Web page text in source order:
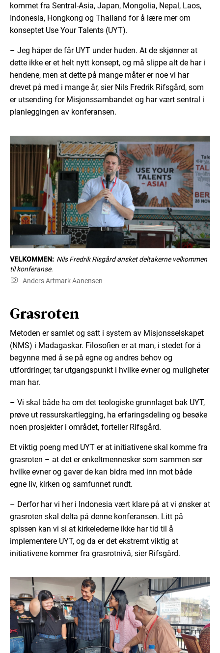
kommet fra Sentral-Asia, Japan, Mongolia, Nepal, Laos,
Indonesia, Hongkong og Thailand for å lære mer om
konseptet Use Your Talents (UYT).
– Jeg håper de får UYT under huden. At de skjønner at
dette ikke er et helt nytt konsept, og må slippe alt de har i
hendene, men at dette på mange måter er noe vi har
drevet på med i mange år, sier Nils Fredrik Rifsgård, som
er utsending for Misjonssambandet og har vært sentral i
planleggingen av konferansen.
VELKOMMEN: Nils Fredrik Risgård ønsket deltakerne velkommen
til konferanse.
Anders Artmark Aanensen
Grasroten
Metoden er samlet og satt i system av Misjonsselskapet
(NMS) i Madagaskar. Filosofien er at man, i stedet for å
begynne med å se på egne og andres behov og
utfordringer, tar utgangspunkt i hvilke evner og muligheter
man har.
– Vi skal både ha om det teologiske grunnlaget bak UYT,
prøve ut ressurskartlegging, ha erfaringsdeling og besøke
noen prosjekter i området, forteller Rifsgård.
Et viktig poeng med UYT er at initiativene skal komme fra
grasroten – at det er enkeltmennesker som sammen ser
hvilke evner og gaver de kan bidra med inn mot både
egne liv, kirken og samfunnet rundt.
– Derfor har vi her i Indonesia vært klare på at vi ønsker at
grasroten skal delta på denne konferansen. Litt på
spissen kan vi si at kirkelederne ikke har tid til å
implementere UYT, og da er det ekstremt viktig at
initiativene kommer fra grasrotnivå, sier Rifsgård.